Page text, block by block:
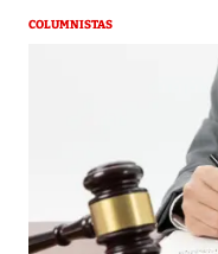
COLUMNISTAS